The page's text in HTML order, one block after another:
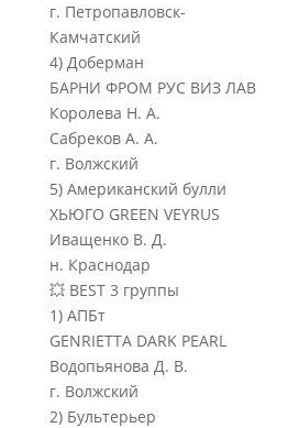
г. Петропавловск-
Камчатский
4) Доберман
БАРНИ ФРОМ РУС ВИЗ ЛАВ
Королева Н. А.
Сабреков А. А.
г. Волжский
5) Американский булли
ХЬЮГО GREEN VEYRUS
Иващенко В. Д.
н. Краснодар
💥 BEST 3 группы
1) АПБт
GENRIETTA DARK PEARL
Водопьянова Д. В.
г. Волжский
2) Бультерьер